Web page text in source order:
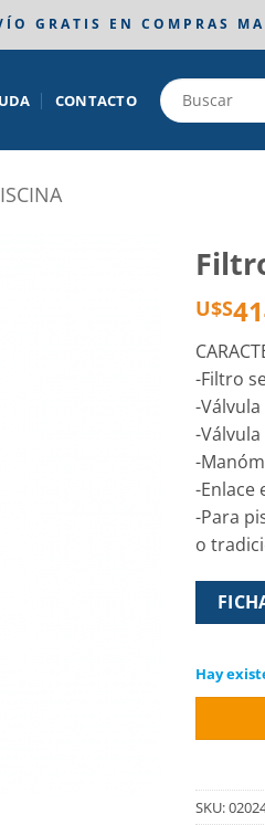
GRATIS EN COMPRAS
CONTACTO
U$S
-Filtro
-
-
-
-Enlace
-Para
o
Hay
SKU: